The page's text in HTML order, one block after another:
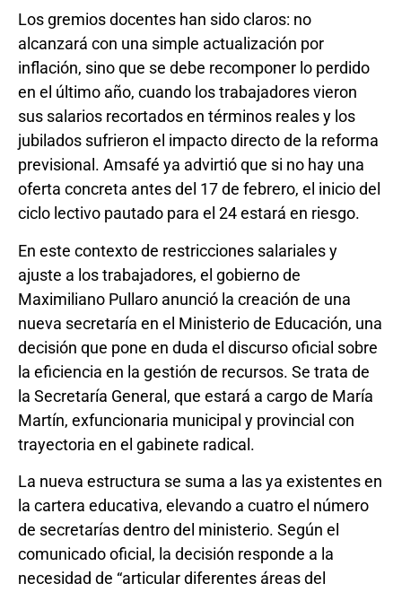
Los gremios docentes han sido claros: no
alcanzará con una simple actualización por
inflación, sino que se debe recomponer lo perdido
en el último año, cuando los trabajadores vieron
sus salarios recortados en términos reales y los
jubilados sufrieron el impacto directo de la reforma
previsional. Amsafé ya advirtió que si no hay una
oferta concreta antes del 17 de febrero, el inicio del
ciclo lectivo pautado para el 24 estará en riesgo.
En este contexto de restricciones salariales y
ajuste a los trabajadores, el gobierno de
Maximiliano Pullaro anunció la creación de una
nueva secretaría en el Ministerio de Educación, una
decisión que pone en duda el discurso oficial sobre
la eficiencia en la gestión de recursos. Se trata de
la Secretaría General, que estará a cargo de María
Martín, exfuncionaria municipal y provincial con
trayectoria en el gabinete radical.
La nueva estructura se suma a las ya existentes en
la cartera educativa, elevando a cuatro el número
de secretarías dentro del ministerio. Según el
comunicado oficial, la decisión responde a la
necesidad de “articular diferentes áreas del